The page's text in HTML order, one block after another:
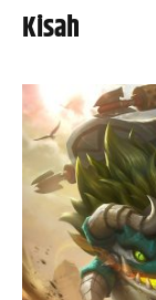
Kisah